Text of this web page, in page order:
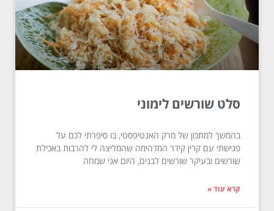
סלט שורשים לימוני
בהמשך למתכון של מרק האנטיפסטי, בו סיפרתי לכם על
פגישתי עם קרין קידר המדהימה שהמליצה לי להרבות באכילת
שורשים ובעיקר שורשים לבנים, היום אני שמחה
קרא עוד »